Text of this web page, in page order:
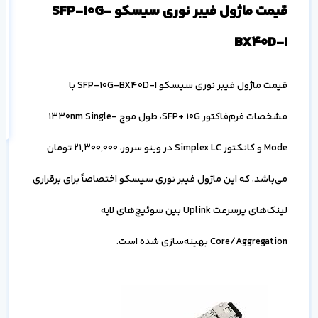
قیمت ماژول فیبر نوری سیسکو SFP-10G-
BX40D-I
قیمت ماژول فیبر نوری سیسکو SFP-10G-BX40D-I با
مشخصات فرم‌فاکتور SFP+ 10G، طول موج 1330nm Single-
Mode و کانکتور Simplex LC در وینو سرور،
21,300,000تومان
می‌باشد، که این ماژول فیبر نوری سیسکو اختصاصاً برای برقراری
لینک‌های پرسرعت Uplink بین سوئیچ‌های لایه
Core/Aggregation بهینه‌سازی شده است.